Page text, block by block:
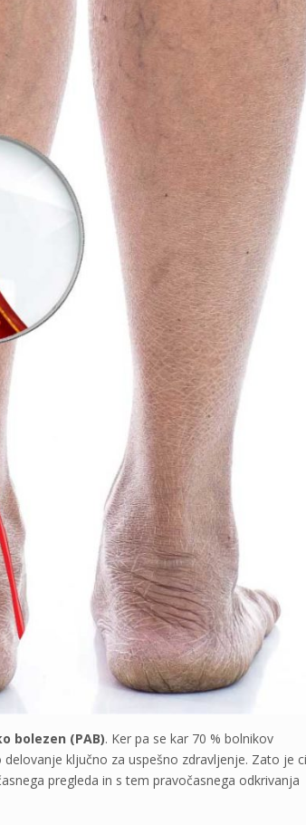
bolezen (PAB). Ker pa se kar 70 % bolnikov
ključno za uspešno zdravljenje. Zato je
pregleda in s tem pravočasnega odkrivanja